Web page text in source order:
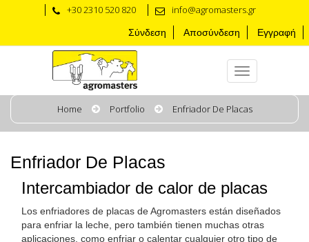
+30 2310 520 820 info@agromasters.gr
Σύνδεση Αποσύνδεση Εγγραφή
Home Portfolio Enfriador De Placas
Enfriador De Placas
Intercambiador de calor de placas
Los enfriadores de placas de Agromasters están diseñados
para enfriar la leche, pero también tienen muchas otras
aplicaciones, como enfriar o calentar cualquier otro tipo de